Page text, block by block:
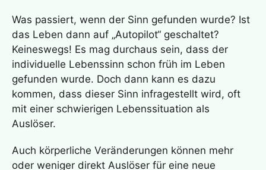
Was passiert, wenn der Sinn gefunden wurde? Ist
das Leben dann auf „Autopilot“ geschaltet?
Keineswegs! Es mag durchaus sein, dass der
individuelle Lebenssinn schon früh im Leben
gefunden wurde. Doch dann kann es dazu
kommen, dass dieser Sinn infragestellt wird, oft
mit einer schwierigen Lebenssituation als
Auslöser.
Auch körperliche Veränderungen können mehr
oder weniger direkt Auslöser für eine neue